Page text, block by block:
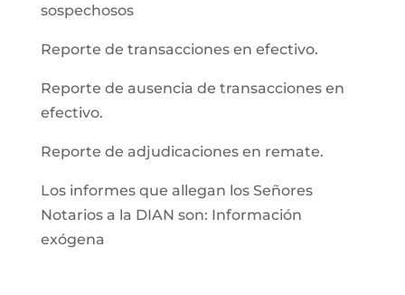
sospechosos
Reporte de transacciones en efectivo.
Reporte de ausencia de transacciones en
efectivo.
Reporte de adjudicaciones en remate.
Los informes que allegan los Señores
Notarios a la DIAN son: Información
exógena